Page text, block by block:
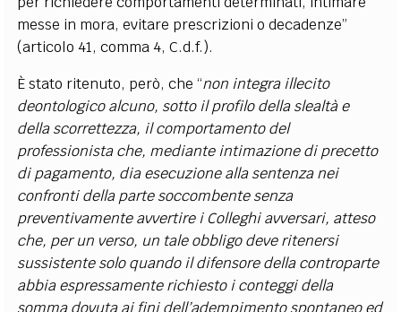
messe in mora, evitare prescrizioni o decadenze”
(articolo 41, comma 4, C.d.f.).
È stato ritenuto, però, che “non integra illecito
deontologico alcuno, sotto il profilo della slealtà e
della scorrettezza, il comportamento del
professionista che, mediante intimazione di precetto
di pagamento, dia esecuzione alla sentenza nei
confronti della parte soccombente senza
preventivamente avvertire i Colleghi avversari, atteso
che, per un verso, un tale obbligo deve ritenersi
sussistente solo quando il difensore della controparte
abbia espressamente richiesto i conteggi della
somma dovuta ai fini dell’adempimento spontaneo ed